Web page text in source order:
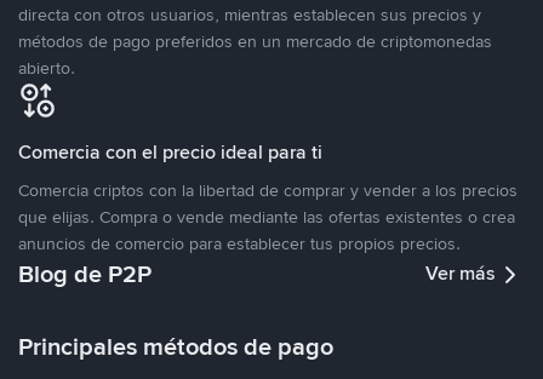
directa con otros usuarios, mientras establecen sus precios y
métodos de pago preferidos en un mercado de criptomonedas
abierto.
Comercia con el precio ideal para ti
Comercia criptos con la libertad de comprar y vender a los precios
que elijas. Compra o vende mediante las ofertas existentes o crea
anuncios de comercio para establecer tus propios precios.
Blog de P2P Ver más
Principales métodos de pago